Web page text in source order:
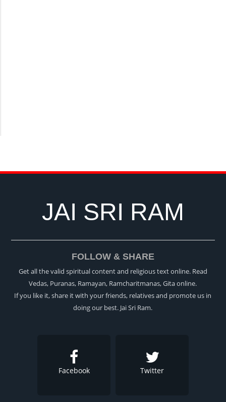
JAI SRI RAM
FOLLOW & SHARE
Get all the valid spiritual content and religious text online. Read
Vedas, Puranas, Ramayan, Ramcharitmanas, Gita online.
If you like it, share it with your friends, relatives and promote us in
doing our best. Jai Sri Ram.
Facebook Twitter